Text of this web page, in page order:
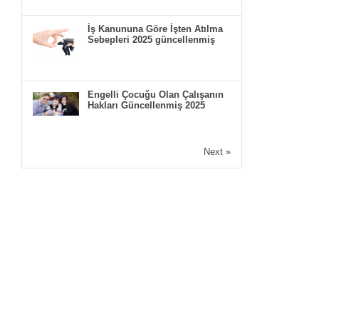
İş Kanununa Göre İşten Atılma
Sebepleri 2025 güncellenmiş
Engelli Çocuğu Olan Çalışanın
Hakları Güncellenmiş 2025
Next »